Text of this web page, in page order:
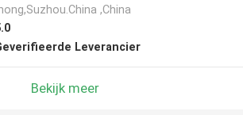
,China
Leverancier
Bekijk meer